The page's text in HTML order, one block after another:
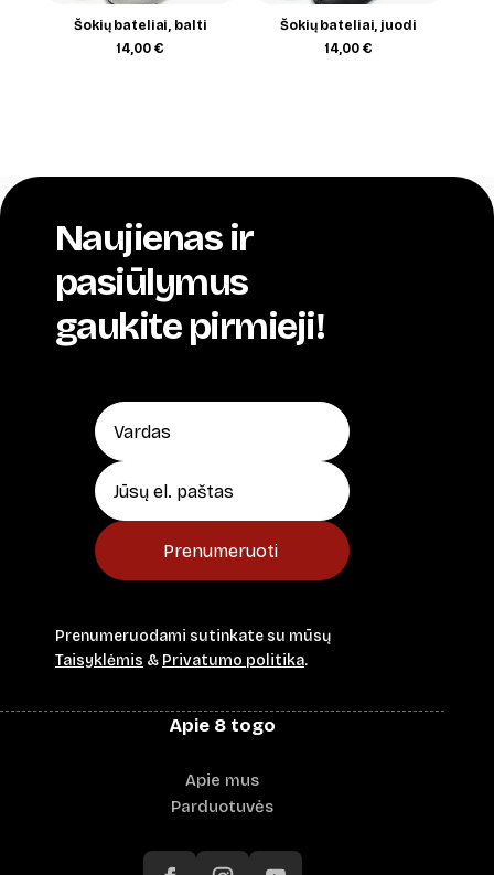
Šokių bateliai, balti
14,00€
Šokių bateliai, juodi
14,00 €
Naujienas ir
pasiūlymus
gaukite pirmieji!
Prenumeruoti
Prenumeruodami sutinkate su mūsų
Taisyklėmis & Privatumo politika.
Apie 8 togo
Apie mus
Parduotuvės